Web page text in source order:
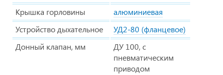
Крышка горловины
алюминиевая
Устройство дыхательное
УД2-80 (фланцевое)
Донный клапан, мм
ДУ 100, с
пневматическим
приводом